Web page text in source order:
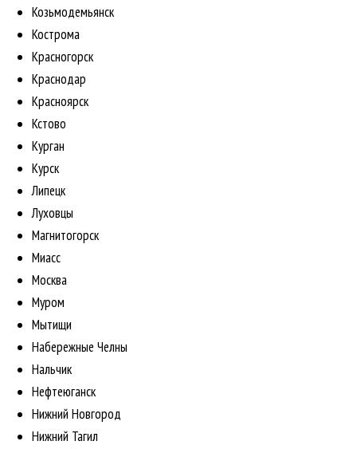
Козьмодемьянск
Кострома
Красногорск
Краснодар
Красноярск
Кстово
Курган
Курск
Липецк
Луховцы
Магнитогорск
Миасс
Москва
Муром
Мытищи
Набережные Челны
Нальчик
Нефтеюганск
Нижний Новгород
Нижний Тагил